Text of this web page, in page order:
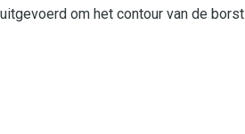
om het contour van de borst